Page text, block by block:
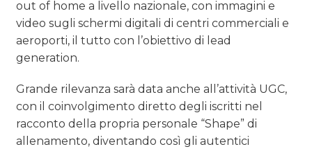
out of home a livello nazionale, con immagini e
video sugli schermi digitali di centri commerciali e
aeroporti, il tutto con l’obiettivo di lead
generation.
Grande rilevanza sarà data anche all’attività UGC,
con il coinvolgimento diretto degli iscritti nel
racconto della propria personale “Shape” di
allenamento, diventando così gli autentici